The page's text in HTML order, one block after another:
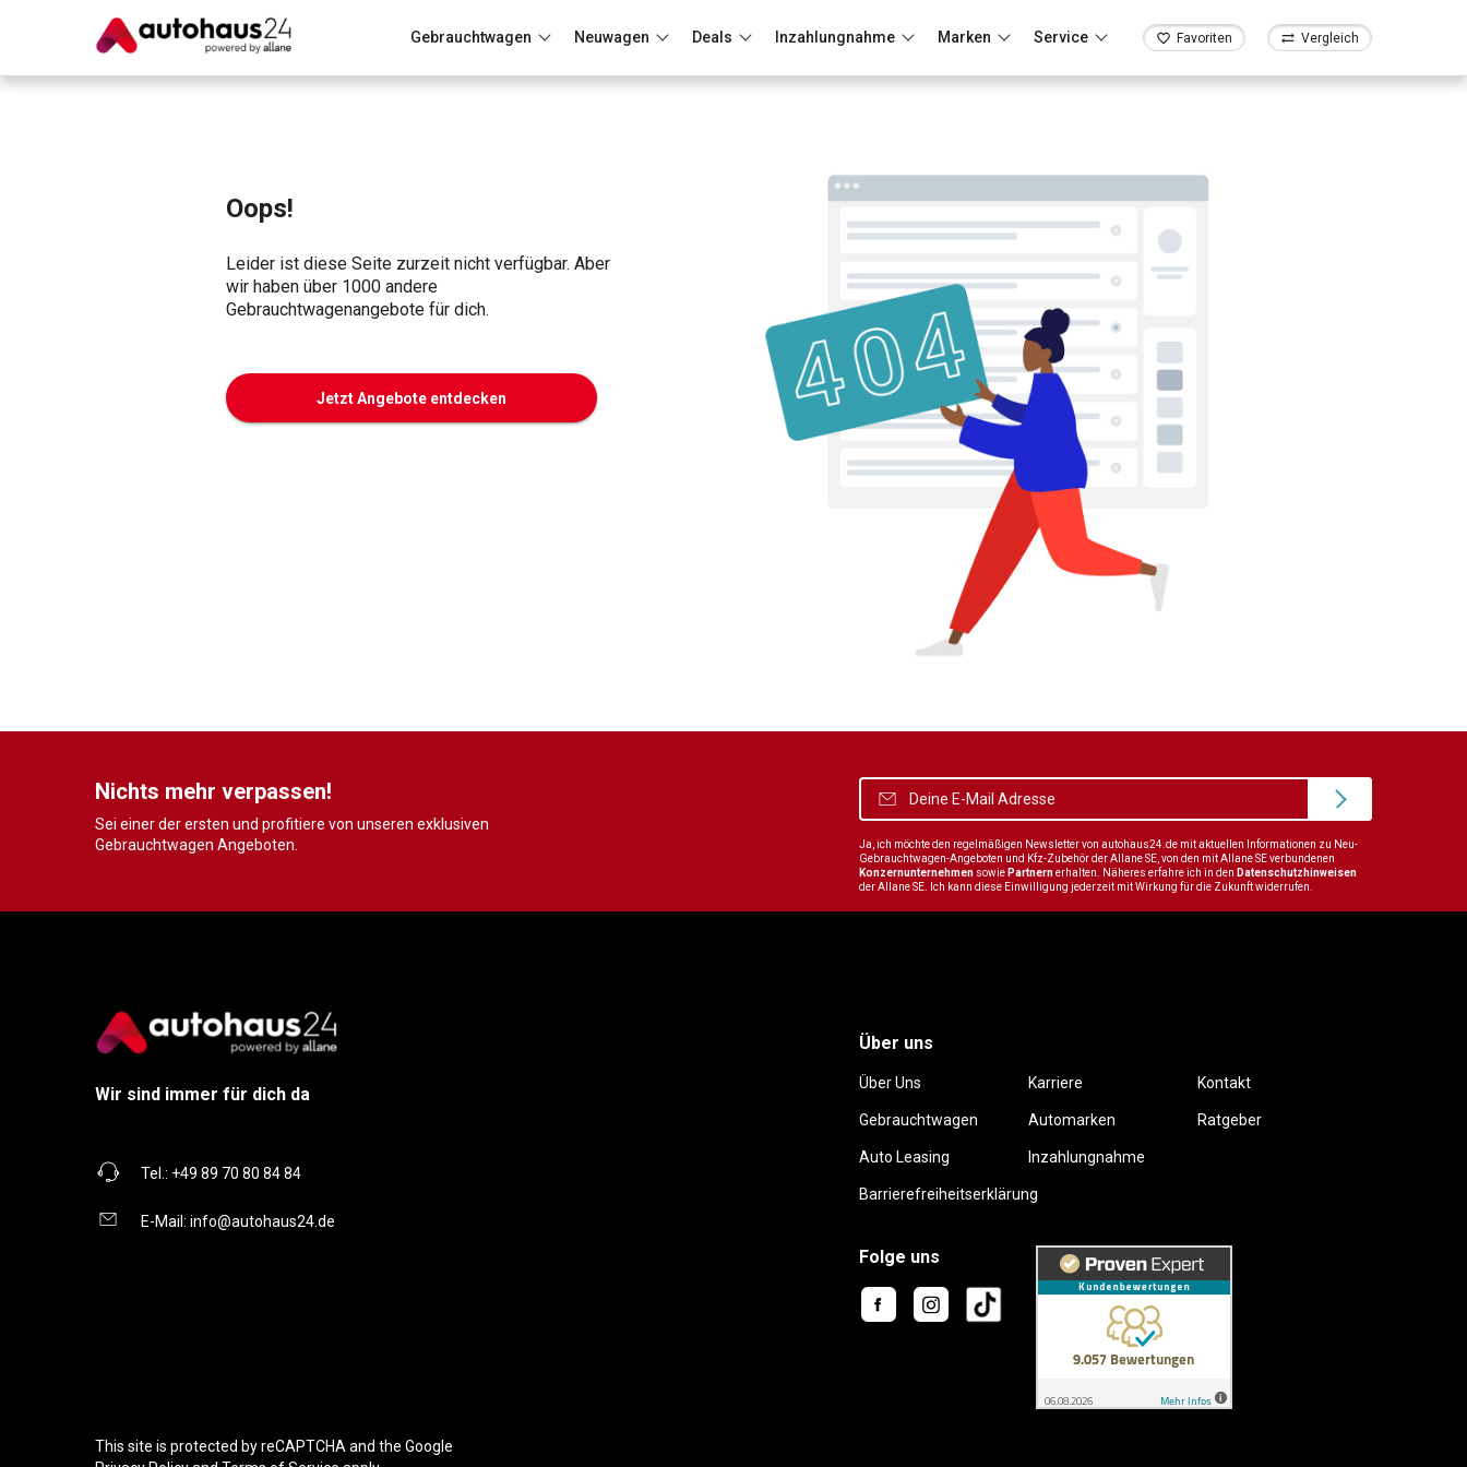
Gebrauchtwagen Neuwagen Deals Inzahlungnahme Marken Service Favoriten Vergleich
Oops!
Leider ist diese Seite zurzeit nicht verfügbar. Aber
wir haben über 1000 andere
Gebrauchtwagenangebote für dich.
Jetzt Angebote entdecken
Nichts mehr verpassen!
Sei einer der ersten und profitiere von unseren exklusiven
Gebrauchtwagen Angeboten.
Ja, ich möchte den regelmäßigen Newsletter von autohaus24.de mit aktuellen Informationen zu Neu-
Gebrauchtwagen-Angeboten und Kfz-Zubehör der Allane SE, von den mit Allane SE verbundenen
Konzernunternehmen sowie Partnernerhalten. Näheres erfahre ich in den Datenschutzhinweisen
der Allane SE. Ich kann diese Einwilligung jederzeit mit Wirkung für die Zukunft widerrufen.
Wir sind immer für dich da
Tel.: +49 89 70 80 84 84
E-Mail: info@autohaus24.de
Über uns
Über Uns Karriere Kontakt
Gebrauchtwagen Automarken Ratgeber
Auto Leasing Inzahlungnahme
Barrierefreiheitserklärung
Folge uns
This site is protected by reCAPTCHA and the Google